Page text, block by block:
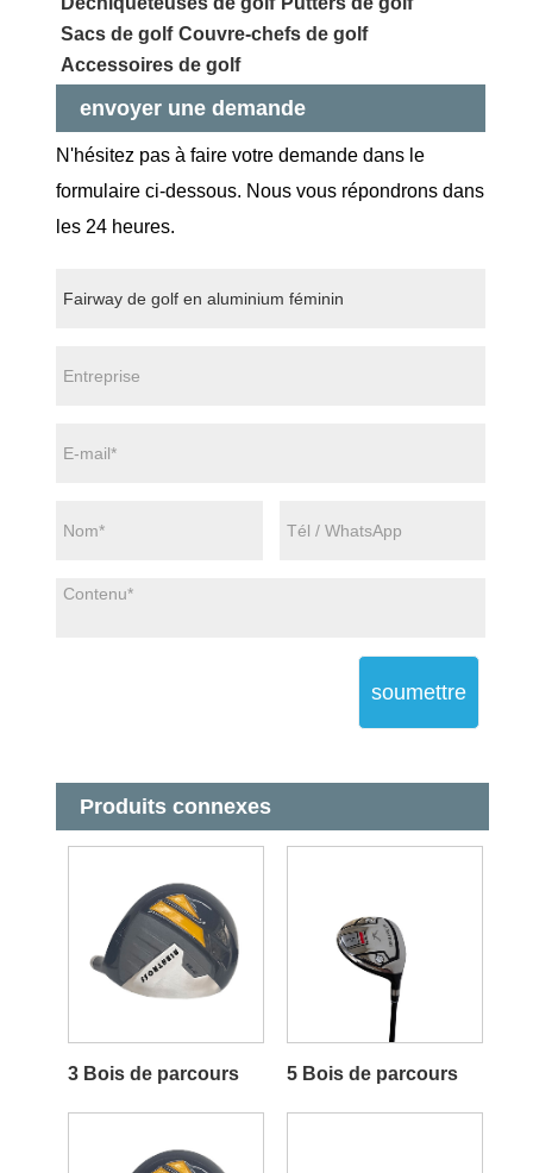
Sacs de golf Couvre-chefs de golf
Accessoires de golf
envoyer une demande
N'hésitez pas à faire votre demande dans le
formulaire ci-dessous. Nous vous répondrons dans
les 24 heures.
soumettre
Produits connexes
3 Bois de parcours 5 Bois de parcours